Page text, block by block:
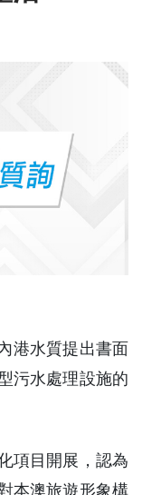
港水質提出書面
污水處理設施的
項目開展，認為
本澳旅遊形象構